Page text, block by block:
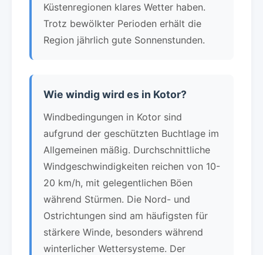
Küstenregionen klares Wetter haben.
Trotz bewölkter Perioden erhält die
Region jährlich gute Sonnenstunden.
Wie windig wird es in Kotor?
Windbedingungen in Kotor sind
aufgrund der geschützten Buchtlage im
Allgemeinen mäßig. Durchschnittliche
Windgeschwindigkeiten reichen von 10-
20 km/h, mit gelegentlichen Böen
während Stürmen. Die Nord- und
Ostrichtungen sind am häufigsten für
stärkere Winde, besonders während
winterlicher Wettersysteme. Der